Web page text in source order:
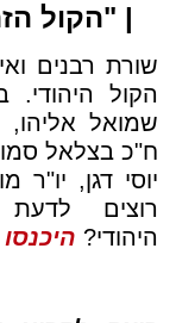
| "הקול
שורת רבנים
הקול היהודי.
שמואל
ח"כ בצלאל
יוסי דגן, יו"ר
רוצים
היהודי?